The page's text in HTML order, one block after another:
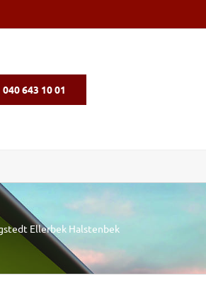
040 643 10 01
Ellerbek Halstenbek